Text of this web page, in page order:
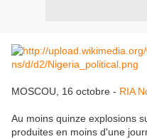
MOSCOU, 16 octobre - RIA
Au moins quinze explosions
produites en moins d'une